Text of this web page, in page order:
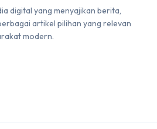
digital yang menyajikan berita,
artikel pilihan yang relevan
modern.